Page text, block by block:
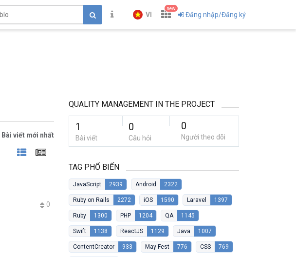
VI
new
Đăng nhập/Đăng ký
Bài viết mới nhất
0
QUALITY MANAGEMENT IN THE PROJECT
1
Bài viết
0
Câu hỏi
0
Người theo dõi
TAG PHỔ BIẾN
JavaScript 2939 Android 2322
Ruby on Rails 2272 iOS 1590 Laravel 1397
Ruby 1300 PHP 1204 QA 1145
Swift 1138 ReactJS 1129 Java 1007
ContentCreator 933 May Fest 776 CSS 769